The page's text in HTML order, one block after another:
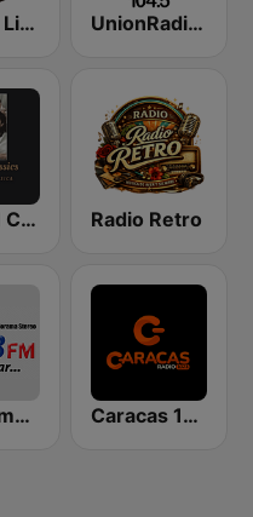
Circuito Lider San Cristóbal UnionRadio 104.5
Free FM Classics Venezuela Radio Retro
Radiorama Stereo Caracas 107.3 FM